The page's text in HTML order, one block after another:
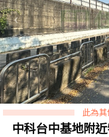
此為
中科台中基地附